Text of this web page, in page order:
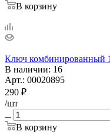
В корзину
Ключ комбинированный
В наличии: 16
Арт.: 00020895
290 ₽
/шт
В корзину